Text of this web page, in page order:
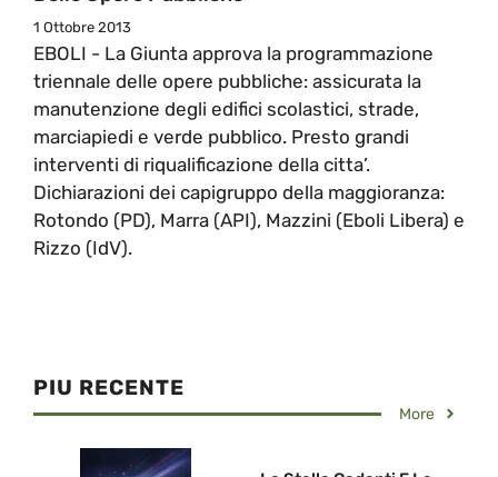
1 Ottobre 2013
EBOLI - La Giunta approva la programmazione
triennale delle opere pubbliche: assicurata la
manutenzione degli edifici scolastici, strade,
marciapiedi e verde pubblico. Presto grandi
interventi di riqualificazione della citta’.
Dichiarazioni dei capigruppo della maggioranza:
Rotondo (PD), Marra (API), Mazzini (Eboli Libera) e
Rizzo (IdV).
PIU RECENTE
More